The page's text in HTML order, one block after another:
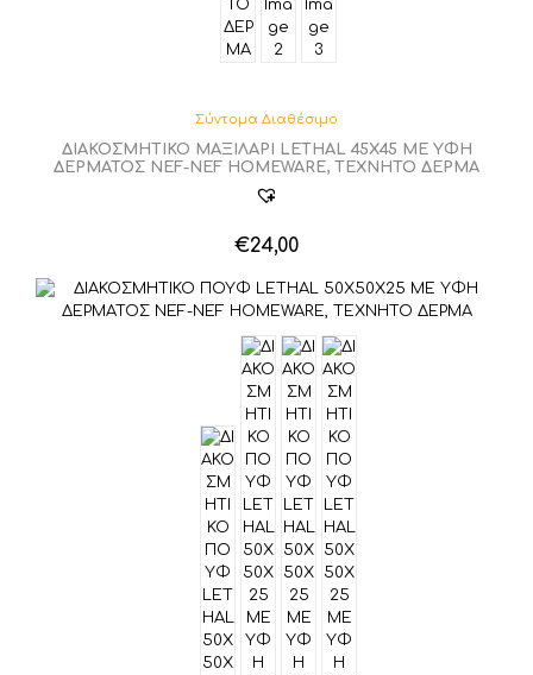
Σύντομα Διαθέσιμο
ΔΙΑΚΟΣΜΗΤΙΚΟ ΜΑΞΙΛΑΡΙ LETHAL 45Χ45 ΜΕ ΥΦΗ
ΔΕΡΜΑΤΟΣ NEF-NEF HOMEWARE, ΤΕΧΝΗΤΟ ΔΕΡΜΑ
€24,00